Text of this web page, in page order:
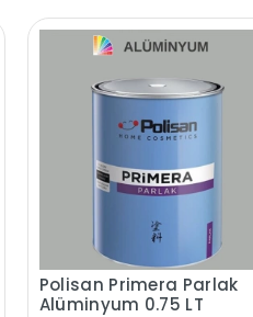
Polisan Primera Parlak
Alüminyum 0.75 LT